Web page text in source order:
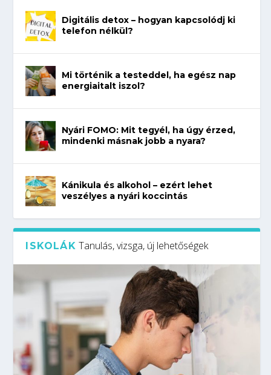
Digitális detox – hogyan kapcsolódj ki
telefon nélkül?
Mi történik a testeddel, ha egész nap
energiaitalt iszol?
Nyári FOMO: Mit tegyél, ha úgy érzed,
mindenki másnak jobb a nyara?
Kánikula és alkohol – ezért lehet
veszélyes a nyári koccintás
ISKOLÁK Tanulás, vizsga, új lehetőségek